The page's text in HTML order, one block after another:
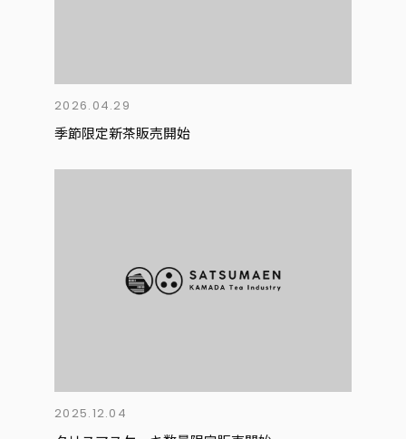
2026.04.29
季節限定新茶販売開始
2025.12.04